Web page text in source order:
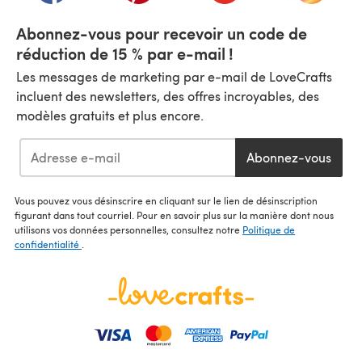
Abonnez-vous pour recevoir un code de
réduction de 15 % par e-mail !
Les messages de marketing par e-mail de LoveCrafts
incluent des newsletters, des offres incroyables, des
modèles gratuits et plus encore.
Abonnez-vous
Vous pouvez vous désinscrire en cliquant sur le lien de désinscription
figurant dans tout courriel. Pour en savoir plus sur la manière dont nous
utilisons vos données personnelles, consultez notre Politique de
confidentialité